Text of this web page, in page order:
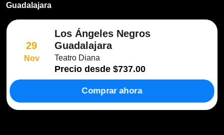
Guadalajara
29
Nov
Los Ángeles Negros
Guadalajara
Teatro Diana
Precio desde $737.00
Comprar ahora